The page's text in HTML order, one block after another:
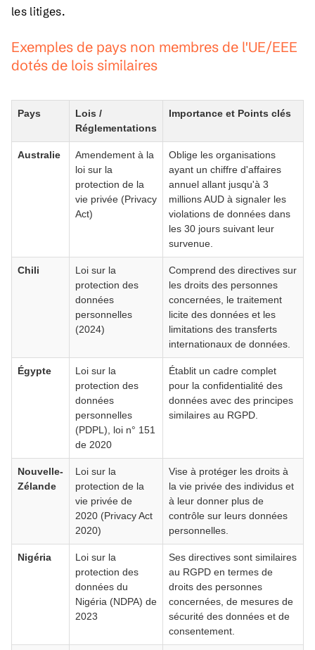
les litiges.
Exemples de pays non membres de l'UE/EEE
dotés de lois similaires
Pays
Lois /
Réglementations
Importance et Points clés
Australie
Amendement à la
loi sur la
protection de la
vie privée (Privacy
Act)
Oblige les organisations
ayant un chiffre d'affaires
annuel allant jusqu'à 3
millions AUD à signaler les
violations de données dans
les 30 jours suivant leur
survenue.
Chili
Loi sur la
protection des
données
personnelles
(2024)
Comprend des directives sur
les droits des personnes
concernées, le traitement
licite des données et les
limitations des transferts
internationaux de données.
Égypte
Loi sur la
protection des
données
personnelles
(PDPL), loi n° 151
de 2020
Établit un cadre complet
pour la confidentialité des
données avec des principes
similaires au RGPD.
Nouvelle-
Zélande
Loi sur la
protection de la
vie privée de
2020 (Privacy Act
2020)
Vise à protéger les droits à
la vie privée des individus et
à leur donner plus de
contrôle sur leurs données
personnelles.
Nigéria
Loi sur la
protection des
données du
Nigéria (NDPA) de
2023
Ses directives sont similaires
au RGPD en termes de
droits des personnes
concernées, de mesures de
sécurité des données et de
consentement.